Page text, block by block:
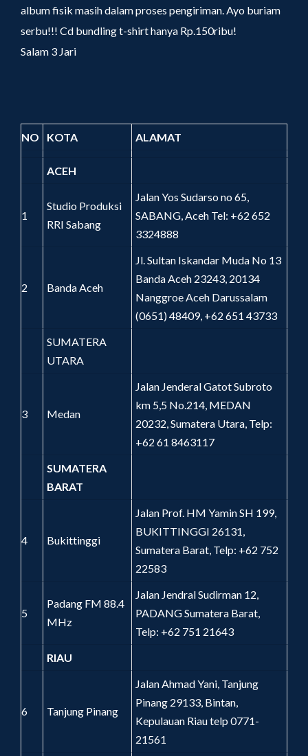
album fisik masih dalam proses pengiriman. Ayo buriam
serbu!!! Cd bundling t-shirt hanya Rp.150ribu!
Salam 3 Jari
NO KOTA ALAMAT
ACEH
1
Studio Produksi
RRI Sabang
Jalan Yos Sudarso no 65,
SABANG, Aceh Tel: +62 652
3324888
2 Banda Aceh
Jl. Sultan Iskandar Muda No 13
Banda Aceh 23243, 20134
Nanggroe Aceh Darussalam
(0651) 48409, +62 651 43733
SUMATERA
UTARA
3 Medan
Jalan Jenderal Gatot Subroto
km 5,5 No.214, MEDAN
20232, Sumatera Utara, Telp:
+62 61 8463117
SUMATERA
BARAT
4 Bukittinggi
Jalan Prof. HM Yamin SH 199,
BUKITTINGGI 26131,
Sumatera Barat, Telp: +62 752
22583
5
Padang FM 88.4
MHz
Jalan Jendral Sudirman 12,
PADANG Sumatera Barat,
Telp: +62 751 21643
RIAU
6 Tanjung Pinang
Jalan Ahmad Yani, Tanjung
Pinang 29133, Bintan,
Kepulauan Riau telp 0771-
21561